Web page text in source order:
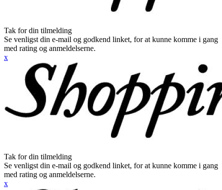
Tak for din tilmelding
Se venligst din e-mail og godkend linket, for at kunne komme i gang
med rating og anmeldelserne.
x
Tak for din tilmelding
Se venligst din e-mail og godkend linket, for at kunne komme i gang
med rating og anmeldelserne.
x